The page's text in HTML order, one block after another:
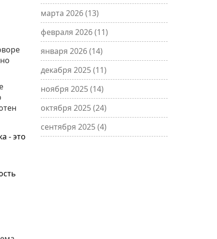
- это
марта 2026(13)
февраля 2026(11)
января 2026(14)
декабря 2025(11)
ноября 2025(14)
октября 2025(24)
сентября 2025(4)